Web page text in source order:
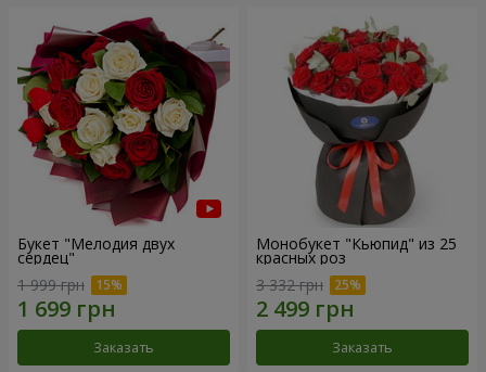
Букет "Мелодия двух
сердец"
1 999 грн
Заказать
Монобукет "Кьюпид" из 25
красных роз
3 332 грн
Заказать